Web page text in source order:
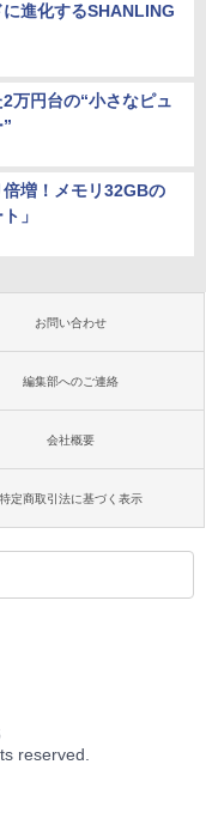
進化するSHANLING
万円台の“小さなピュ
増！メモリ32GBの
」
お問い合わせ
編集部へのご連絡
会社概要
特定商取引法に基づく表示
reserved.